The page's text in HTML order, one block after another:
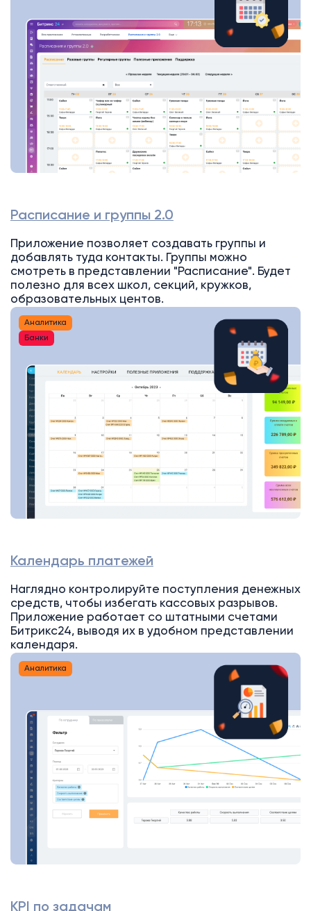
Расписание и группы 2.0
Приложение позволяет создавать группы и
добавлять туда контакты. Группы можно
смотреть в представлении "Расписание". Будет
полезно для всех школ, секций, кружков,
образовательных центов.
Аналитика
Банки
Календарь платежей
Наглядно контролируйте поступления денежных
средств, чтобы избегать кассовых разрывов.
Приложение работает со штатными счетами
Битрикс24, выводя их в удобном представлении
календаря.
Аналитика
KPI по задачам